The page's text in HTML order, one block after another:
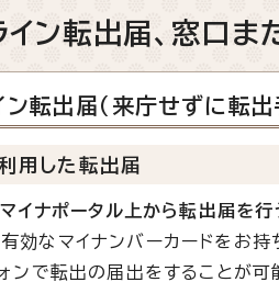
ン転出届、窓口ま
転出届（来庁せずに転
用した転出届
イナポータル上から転出届を行
なマイナンバーカードをお持
ンで転出の届出をすることが可